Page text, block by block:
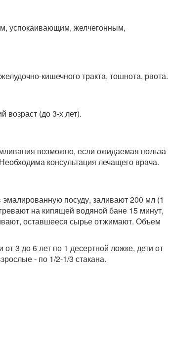
успокаивающим, желчегонным,
кишечного тракта, тошнота, рвота.
возраст (до 3-х лет).
возможно, если ожидаемая польза
консультация лечащего врача.
посуду, заливают 200 мл (1
на кипящей водяной бане 15 минут,
оставшееся сырье отжимают. Объем
3 до 6 лет по 1 десертной ложке, дети от
- по 1/2-1/3 стакана.